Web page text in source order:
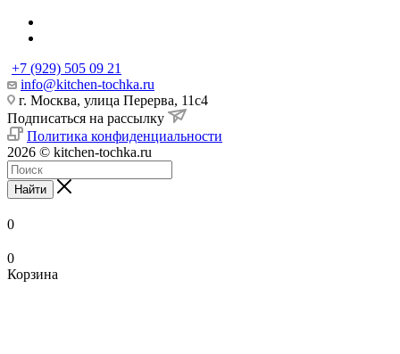
+7 (929) 505 09 21
info@kitchen-tochka.ru
г. Москва, улица Перерва, 11с4
Подписаться на рассылку
Политика конфиденциальности
2026 © kitchen-tochka.ru
Найти
0
0
Корзина